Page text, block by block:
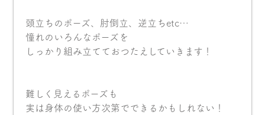
頭立ちのポーズ、肘倒立、逆立ちetc…
憧れのいろんなポーズを
しっかり組み立てておつたえしていきます！
難しく見えるポーズも
実は身体の使い方次第でできるかもしれない！